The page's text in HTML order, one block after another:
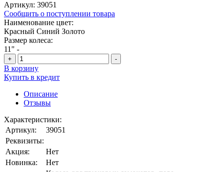
Артикул: 39051
Сообщить о поступлении товара
Наименование цвет:
Красный Синий Золото
Размер колеса:
11" -
+ -
В корзину
Купить в кредит
Описание
Отзывы
Характеристики:
Артикул:
39051
Реквизиты:
Акция:
Нет
Новинка:
Нет